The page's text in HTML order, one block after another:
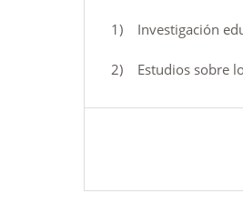
1) Investigación
2) Estudios sobre